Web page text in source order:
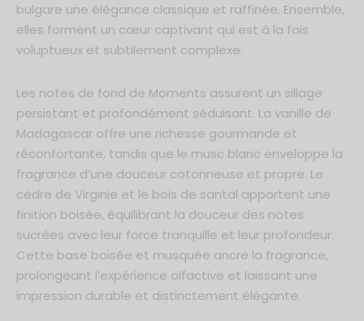
bulgare une élégance classique et raffinée. Ensemble,
elles forment un cœur captivant qui est à la fois
voluptueux et subtilement complexe.
Les notes de fond de Moments assurent un sillage
persistant et profondément séduisant. La vanille de
Madagascar offre une richesse gourmande et
réconfortante, tandis que le musc blanc enveloppe la
fragrance d’une douceur cotonneuse et propre. Le
cèdre de Virginie et le bois de santal apportent une
finition boisée, équilibrant la douceur des notes
sucrées avec leur force tranquille et leur profondeur.
Cette base boisée et musquée ancre la fragrance,
prolongeant l’expérience olfactive et laissant une
impression durable et distinctement élégante.